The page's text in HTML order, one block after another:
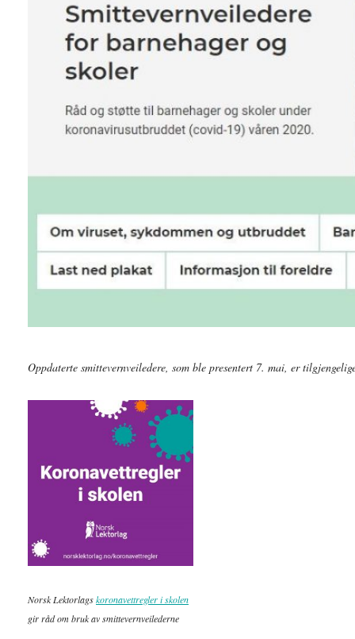
Oppdaterte smittevernveiledere, som ble presentert 7. mai, er
Norsk Lektorlagskoronavettregler i skolen
gir råd om bruk av smittevernveilederne